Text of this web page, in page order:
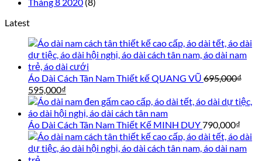
Latest
Áo Dài Cách Tân Nam Thiết kế QUANG VŨ 695,000₫
Giá
gốc
là:
695,000₫.
595,000₫
hiện
tại
là:
595,000₫.
Áo Dài Cách Tân Nam Thiết Kế MINH DUY790,000₫